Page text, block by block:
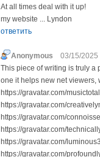
At all times deal with it up!
my website ... Lyndon
ответить
Anonymous
03/15/2025
This piece of writing is truly a
one it helps new net
https://gravatar.com/
https://gravatar.com/
https://gravatar.com/
https://gravatar.com/
https://gravatar.com/
https://gravatar.com/